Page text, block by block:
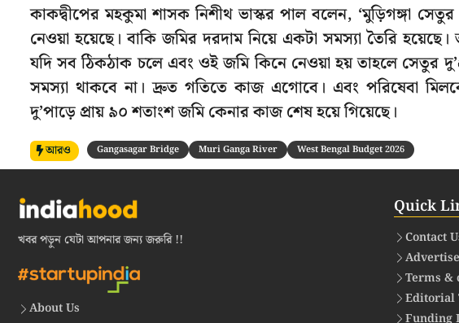
কাকদ্বীপের মহকুমা শাসক নিশীথ ভাস্কর পাল বলেন, ‘মুড়িগঙ্গা
নেওয়া হয়েছে। বাকি জমির দরদাম নিয়ে একটা সমস্যা তৈরি হয়েছে।
যদি সব ঠিকঠাক চলে এবং ওই জমি কিনে নেওয়া হয় তাহলে সেতুর
সমস্যা থাকবে না। দ্রুত গতিতে কাজ এগোবে। এবং পরিষেবা
দু’পাড়ে প্রায় ৯০ শতাংশ জমি কেনার কাজ শেষ হয়ে গিয়েছে।
আরও Gangasagar Bridge Muri Ganga River West Bengal Budget 2026
খবর পড়ুন যেটা আপনার জন্য জরুরি !!
About Us
Quick
Contact
Terms &
Editorial
Funding